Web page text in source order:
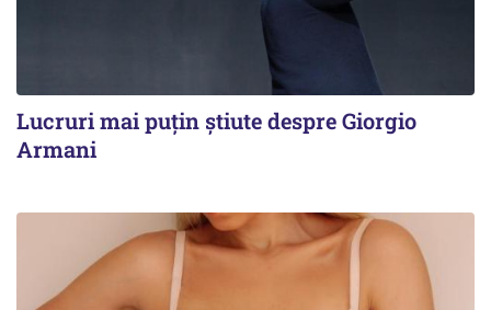
Lucruri mai puțin știute despre Giorgio
Armani